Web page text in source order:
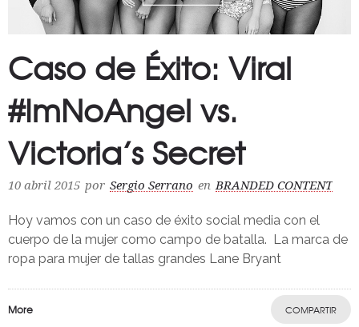
Caso de Éxito: Viral
#ImNoAngel vs.
Victoria’s Secret
10 abril 2015 por Sergio Serrano en BRANDED CONTENT
Hoy vamos con un caso de éxito social media con el
cuerpo de la mujer como campo de batalla. La marca de
ropa para mujer de tallas grandes Lane Bryant
More COMPARTIR